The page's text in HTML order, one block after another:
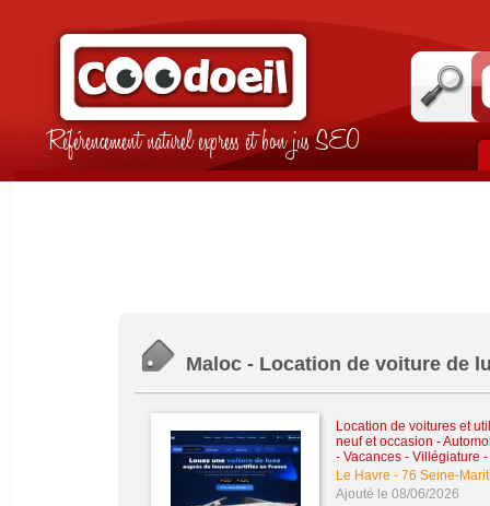
Référencement naturel express et bon jus SEO
Maloc - Location de voiture de
Location de voitures et
neuf et occasion -
- Vacances - Villégiature -
Le Havre - 76 Seine-
Ajouté le 08/06/2026